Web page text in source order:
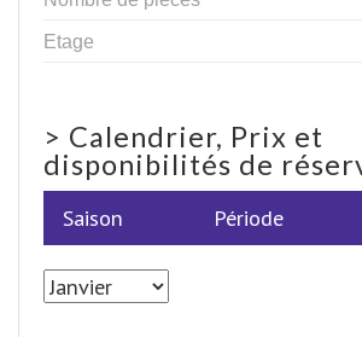
Etage
> Calendrier, Prix et
disponibilités de
Saison Période